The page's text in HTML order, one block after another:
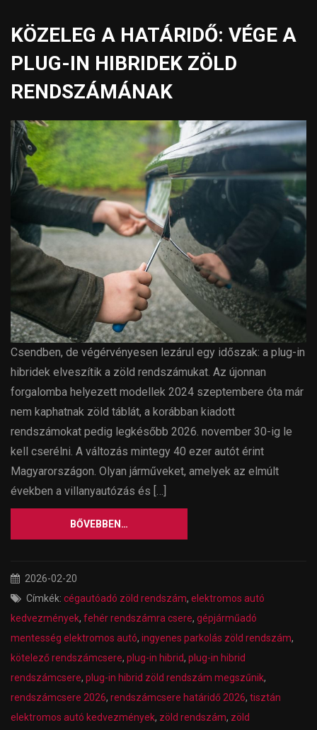
KÖZELEG A HATÁRIDŐ: VÉGE A
PLUG-IN HIBRIDEK ZÖLD
RENDSZÁMÁNAK
Csendben, de végérvényesen lezárul egy időszak: a plug-in
hibridek elveszítik a zöld rendszámukat. Az újonnan
forgalomba helyezett modellek 2024 szeptembere óta már
nem kaphatnak zöld táblát, a korábban kiadott
rendszámokat pedig legkésőbb 2026. november 30-ig le
kell cserélni. A változás mintegy 40 ezer autót érint
Magyarországon. Olyan járműveket, amelyek az elmúlt
években a villanyautózás és […]
BŐVEBBEN…
2026-02-20
Címkék: cégautóadó zöld rendszám, elektromos autó
kedvezmények, fehér rendszámra csere, gépjárműadó
mentesség elektromos autó, ingyenes parkolás zöld rendszám,
kötelező rendszámcsere, plug-in hibrid, plug-in hibrid
rendszámcsere, plug-in hibrid zöld rendszám megszűnik,
rendszámcsere 2026, rendszámcsere határidő 2026, tisztán
elektromos autó kedvezmények, zöld rendszám, zöld